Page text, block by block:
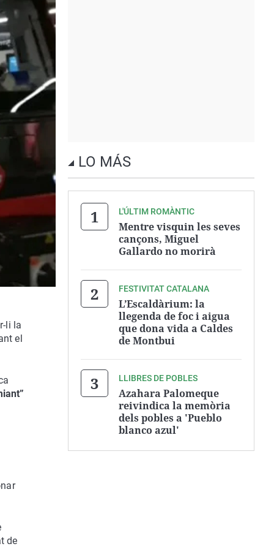
li la
el
de
LO MÁS
L'ÚLTIM ROMÀNTIC
Mentre visquin les seves
cançons, Miguel
Gallardo no morirà
FESTIVITAT CATALANA
L’Escaldàrium: la
llegenda de foc i aigua
que dona vida a Caldes
de Montbui
LLIBRES DE POBLES
Azahara Palomeque
reivindica la memòria
dels pobles a 'Pueblo
blanco azul'